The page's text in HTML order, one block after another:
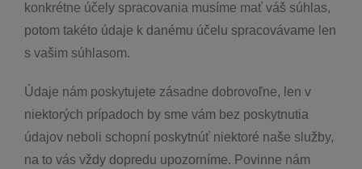
konkrétne účely spracovania musíme mať váš súhlas,
potom takéto údaje k danému účelu spracovávame len
s vašim súhlasom.
Údaje nám poskytujete zásadne dobrovoľne, len v
niektorých prípadoch by sme vám bez poskytnutia
údajov neboli schopní poskytnúť niektoré naše služby,
na to vás vždy dopredu upozorníme. Povinne nám